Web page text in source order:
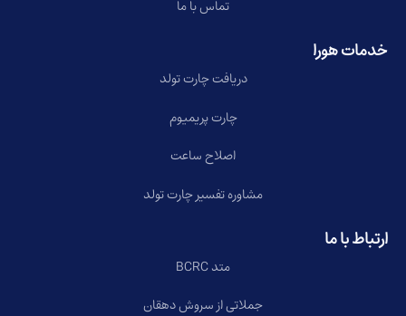
تماس با ما
خدمات هورا
دریافت چارت تولد
چارت پریمیوم
اصلاح ساعت
مشاوره تفسیر چارت تولد
ارتباط با ما
متد BCRC
جملاتی از سروش دهقان